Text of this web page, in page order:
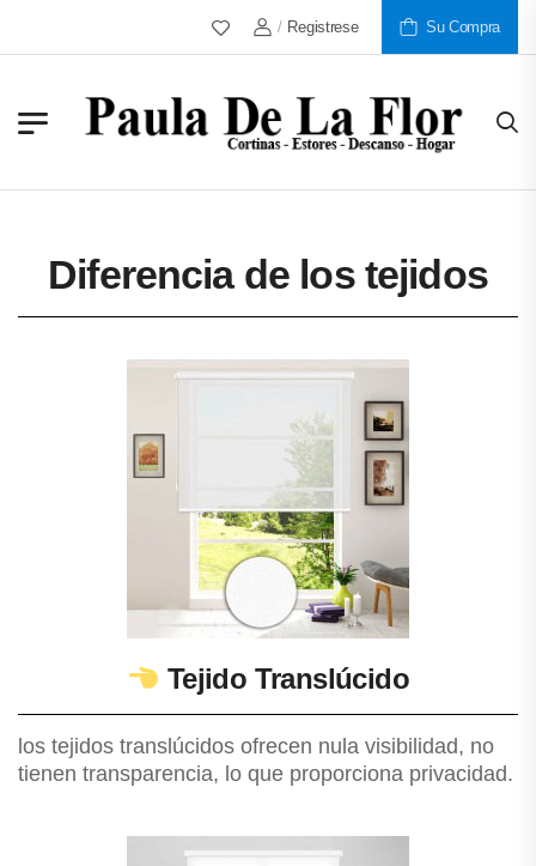
Más De 30 Años Al Servicio De
/ Registrese Su Compra
Diferencia de los tejidos
Tejido Translúcido
los tejidos translúcidos ofrecen nula visibilidad, no
tienen transparencia, lo que proporciona privacidad.